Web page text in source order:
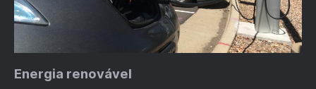
Energia renovável